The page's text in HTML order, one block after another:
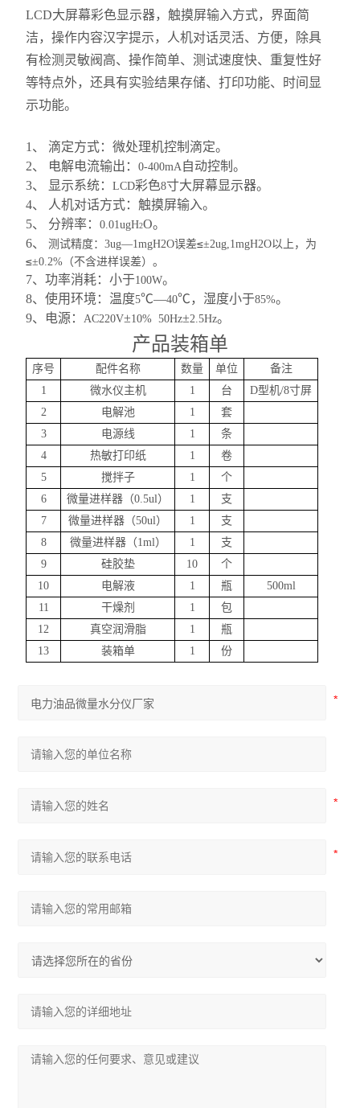
LCD大屏幕彩色显示器，触摸屏输入方式，界面简
洁，操作内容汉字提示，人机对话灵活、 方便，除具
有检测灵敏阀高、操作简单、测试速度快、 重复性好
等特点外，还具有实验结果存储、打印功能、时间显
示功能。
1 、 滴定方式：微处理机控制滴定。
2、 电解电流输出：0-400mA自动控制。
3、 显示系统：LCD彩色8寸大屏幕显示器。
4、 人机对话方式：触摸屏输入。
5、 分辨率：0.01ugH2O。
6、 测试精度：3ug—1mgH2O误差≤±2ug,1mgH2O以上，为
≤±0.2% （不含进样误差）。
7、功率消耗：小于100W。
8、使用环境：温度5℃—40℃，湿度小于85%。
9、电源： AC220V±10% 50Hz±2.5Hz。
产品装箱单
序号 配件名称 数量 单位
备注
1
微水仪主机 1 台 D型机/8寸屏
2
电解池 1
套
3
电源线 1
条
4
热敏打印纸 1
卷
5
搅拌子 1
个
6
微量进样器（0.5ul） 1
支
7
微量进样器（50ul） 1
支
8
微量进样器（1ml） 1
支
9
硅胶垫 10
个
10
电解液 1 瓶
500ml
11
干燥剂 1
包
12
真空润滑脂 1
瓶
13
装箱单 1 份